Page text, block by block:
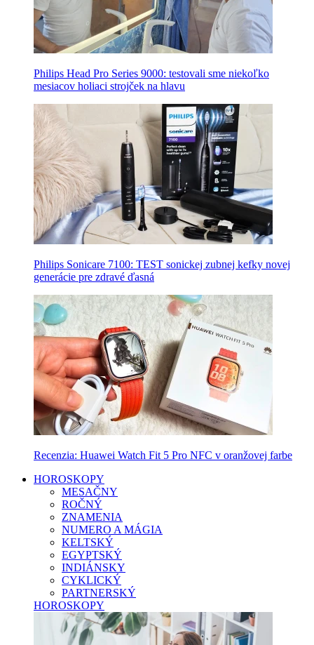
Philips Head Pro Series 9000: testovali sme niekoľko
mesiacov holiaci strojček na hlavu
Philips Sonicare 7100: TEST sonickej zubnej kefky novej
generácie pre zdravé ďasná
Recenzia: Huawei Watch Fit 5 Pro NFC v oranžovej farbe
HOROSKOPY
MESAČNY
ROČNÝ
ZNAMENIA
NUMERO A MÁGIA
KELTSKÝ
EGYPTSKÝ
INDIÁNSKY
CYKLICKÝ
PARTNERSKÝ
HOROSKOPY